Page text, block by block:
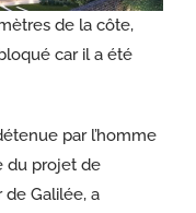
de la côte,
car il a été
par l’homme
du projet de
Galilée, a